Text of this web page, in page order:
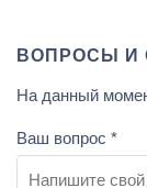
ВОПРОСЫ И
На данный
Ваш вопрос *